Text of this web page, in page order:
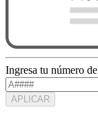
Ingresa tu número
APLICAR